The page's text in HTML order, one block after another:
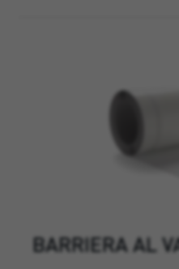
BARRIERA AL